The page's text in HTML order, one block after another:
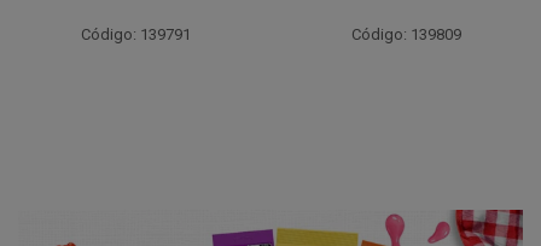
Código: 139791 Código: 139809